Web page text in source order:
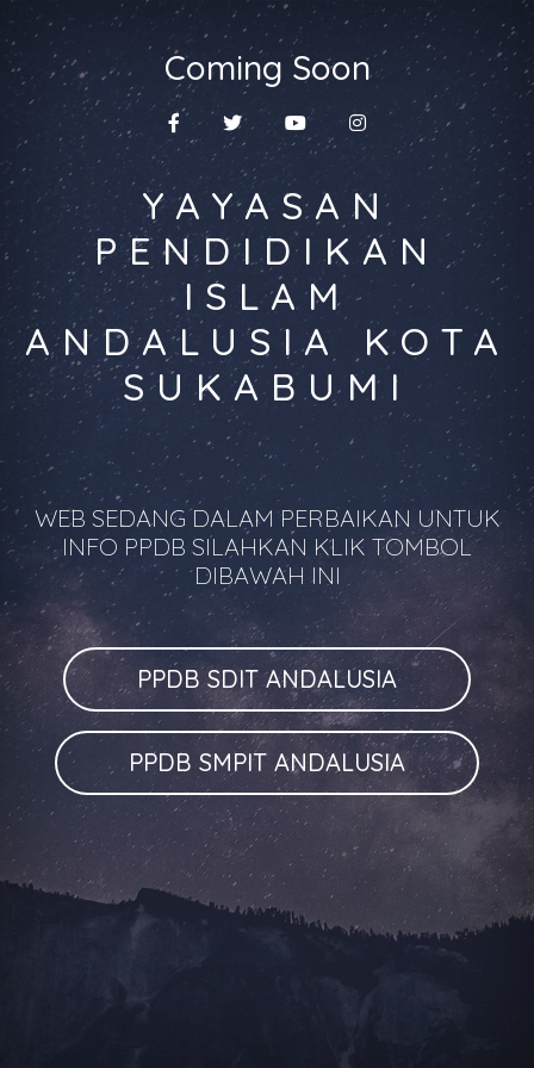
Coming Soon
YAYASAN
PENDIDIKAN
ISLAM
ANDALUSIA KOTA
SUKABUMI
WEB SEDANG DALAM PERBAIKAN UNTUK
INFO PPDB SILAHKAN KLIK TOMBOL
DIBAWAH INI
PPDB SDIT ANDALUSIA
PPDB SMPIT ANDALUSIA